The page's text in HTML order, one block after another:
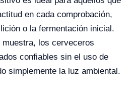
en cada comprobación,
o la fermentación inicial.
los cerveceros
confiables sin el uso de
simplemente la luz ambiental.